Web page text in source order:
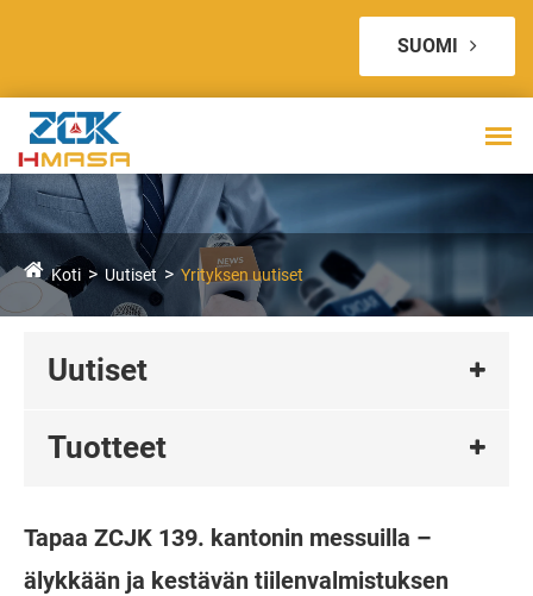
SUOMI
Koti Uutiset Yrityksen uutiset
Uutiset
Tuotteet
Tapaa ZCJK 139. kantonin messuilla –
älykkään ja kestävän tiilenvalmistuksen